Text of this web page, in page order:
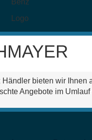
bieten wir
Angebote im Umlauf